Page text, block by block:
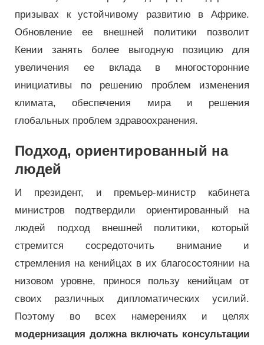
призывах к устойчивому развитию в Африке.
Обновление ее внешней политики позволит
Кении занять более выгодную позицию для
увеличения ее вклада в многосторонние
инициативы по решению проблем изменения
климата, обеспечения мира и решения
глобальных проблем здравоохранения.
Подход, ориентированный на
людей
И президент, и премьер-министр кабинета
министров подтвердили ориентированный на
людей подход внешней политики, который
стремится сосредоточить внимание и
стремления на кенийцах в их благосостоянии на
низовом уровне, принося пользу кенийцам от
своих различных дипломатических усилий.
Поэтому во всех намерениях и целях
модернизация должна включать консультации